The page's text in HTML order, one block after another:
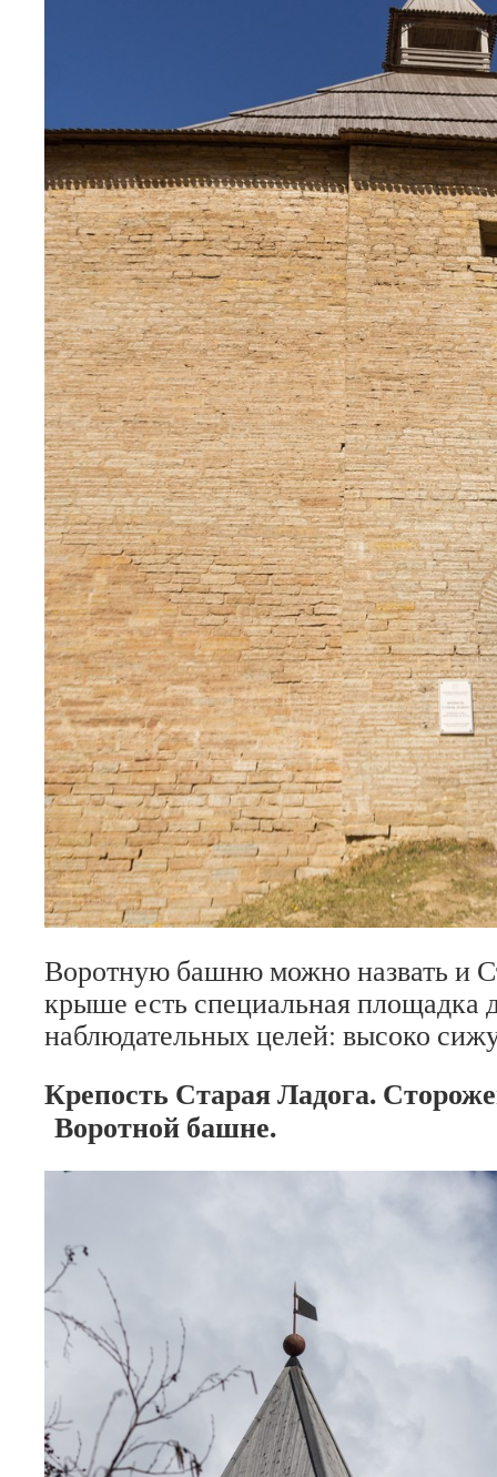
Воротную башню можно назвать и
крыше есть специальная площадка
наблюдательных целей: высоко
Крепость Старая Ладога.
Воротной башне.